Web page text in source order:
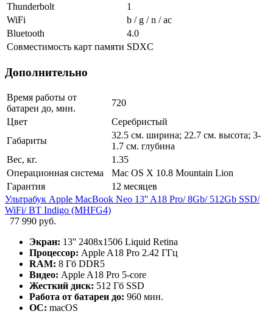
Thunderbolt
1
WiFi
b / g / n / ac
Bluetooth
4.0
Совместимость карт памяти SDXC
Дополнительно
Время работы от
батареи до, мин.
720
Цвет
Серебристый
Габариты
32.5 см. ширина; 22.7 см. высота; 3-
1.7 см. глубина
Вес, кг.
1.35
Операционная система
Mac OS X 10.8 Mountain Lion
Гарантия
12 месяцев
Ультрабук Apple MacBook Neo 13'' A18 Pro/ 8Gb/ 512Gb SSD/
WiFi/ BT Indigo (MHFG4)
77 990 руб.
Экран: 13'' 2408x1506 Liquid Retina
Процессор: Apple A18 Pro 2.42 ГГц
RAM: 8 Гб DDR5
Видео: Apple A18 Pro 5-core
Жесткий диск: 512 Гб SSD
Работа от батареи до: 960 мин.
ОС: macOS